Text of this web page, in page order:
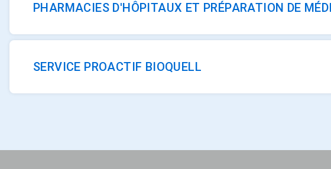
PHARMACIES D'HÔPITAUX ET PRÉPARATION DE
SERVICE PROACTIF BIOQUELL